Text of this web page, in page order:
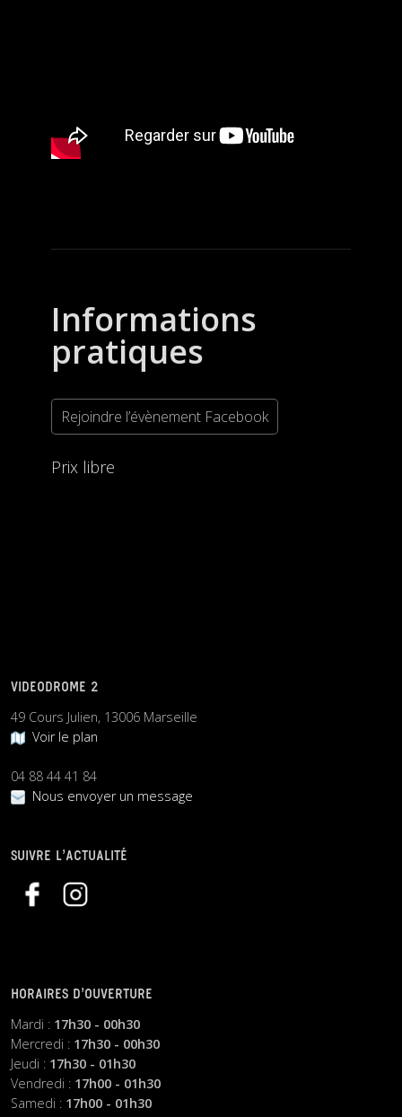
Informations
pratiques
Rejoindre l’évènement Facebook
Prix libre
VIDEODROME 2
49 Cours Julien, 13006 Marseille
Voir le plan
04 88 44 41 84
Nous envoyer un message
SUIVRE L’ACTUALITÉ
HORAIRES D’OUVERTURE
Mardi : 17h30 - 00h30
Mercredi : 17h30 - 00h30
Jeudi : 17h30 - 01h30
Vendredi : 17h00 - 01h30
Samedi : 17h00 - 01h30